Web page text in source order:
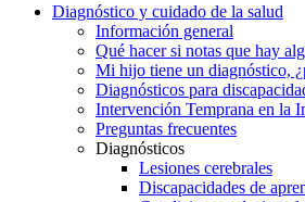
Diagnóstico y cuidado de la salud
Información general
Qué hacer si notas que hay
Mi hijo tiene un diagnóstico,
Diagnósticos para
Intervención Temprana en la
Preguntas frecuentes
Diagnósticos
Lesiones cerebrales
Discapacidades de